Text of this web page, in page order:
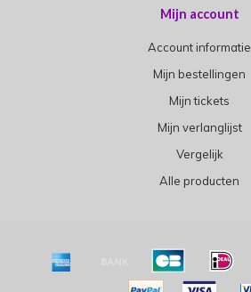
Mijn account
Account informatie
Mijn bestellingen
Mijn tickets
Mijn verlanglijst
Vergelijk
Alle producten